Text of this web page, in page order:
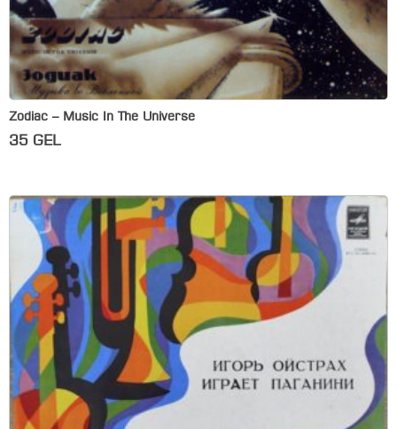
Zodiac – Music In The Universe
35 GEL